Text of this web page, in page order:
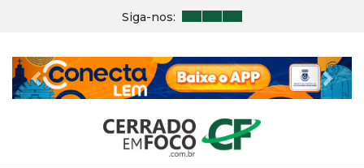
Siga-nos:
Previous Next